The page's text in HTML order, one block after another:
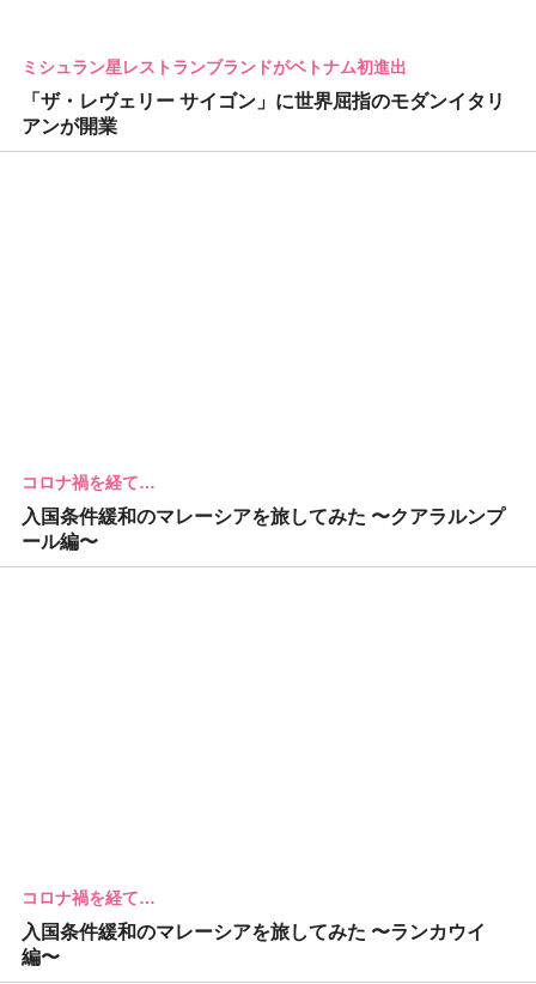
ミシュラン星レストランブランドがベトナム初進出
「ザ・レヴェリー サイゴン」に世界屈指のモダンイタリ
アンが開業
コロナ禍を経て…
入国条件緩和のマレーシアを旅してみた 〜クアラルンプ
ール編〜
コロナ禍を経て…
入国条件緩和のマレーシアを旅してみた 〜ランカウイ
編〜